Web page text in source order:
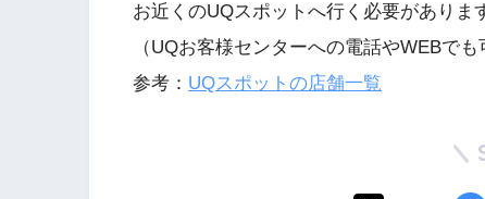
お近くのUQスポットへ行く必要がありま
（UQお客様センターへの電話やWEBでも
参考： UQスポットの店舗一覧